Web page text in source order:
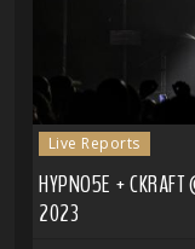
Live Reports
HYPNO5E + CKRAFT
2023